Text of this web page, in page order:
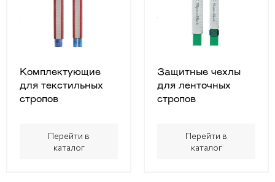
Комплектующие
для текстильных
стропов
Перейти в
каталог
Защитные чехлы
для ленточных
стропов
Перейти в
каталог